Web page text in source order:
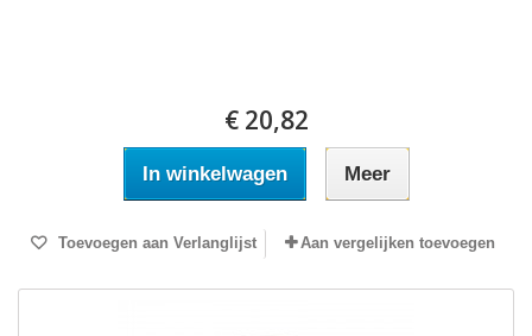
€ 20,82
In winkelwagen Meer
Toevoegen aan Verlanglijst Aan vergelijken toevoegen